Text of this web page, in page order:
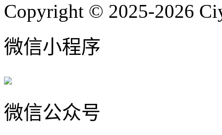
Copyright © 2025-2026
微信小程序
微信公众号